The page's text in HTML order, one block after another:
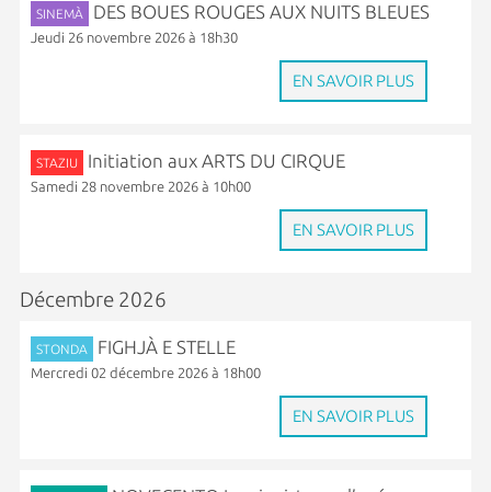
SINEMÀ DES BOUES ROUGES AUX NUITS BLEUES
Jeudi 26 novembre 2026 à 18h30
EN SAVOIR PLUS
STAZIU Initiation aux ARTS DU CIRQUE
Samedi 28 novembre 2026 à 10h00
EN SAVOIR PLUS
Décembre 2026
STONDA FIGHJÀ E STELLE
Mercredi 02 décembre 2026 à 18h00
EN SAVOIR PLUS